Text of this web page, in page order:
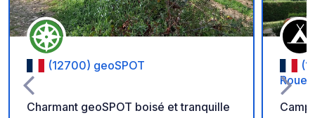
(12700) geoSPOT
Charmant geoSPOT boisé et tranquille